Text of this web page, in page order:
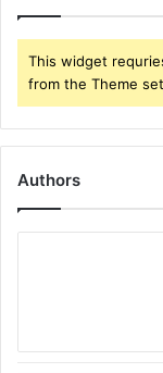
This widget
from the Theme
Authors